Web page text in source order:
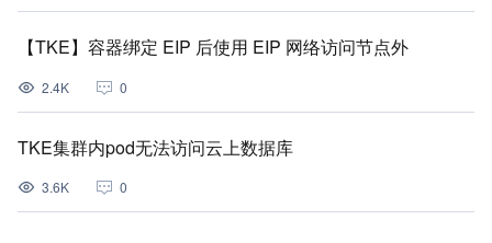
【TKE】容器绑定 EIP 后使用 EIP 网络访问节点外
2.4K 0
TKE集群内pod无法访问云上数据库
3.6K 0